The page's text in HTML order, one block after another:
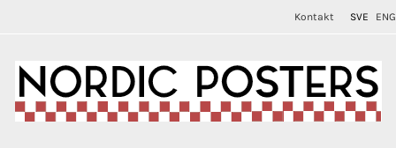
Kontakt SVE ENG